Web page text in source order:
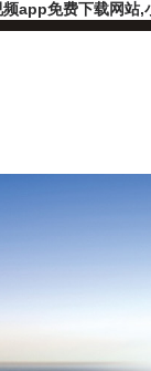
app免费下载网站